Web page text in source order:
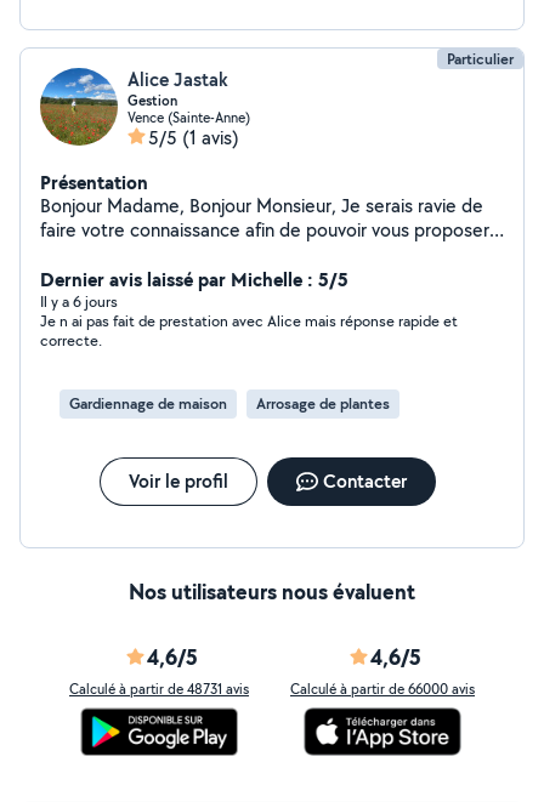
Particulier
Alice Jastak
Gestion
Vence (Sainte-Anne)
5/5 (1 avis)
Présentation
Bonjour Madame, Bonjour Monsieur, Je serais ravie de
faire votre connaissance afin de pouvoir vous proposer
en gestion. Bien cordialement, Alice
Dernier avis laissé par Michelle : 5/5
Il y a 6 jours
Je n ai pas fait de prestation avec Alice mais réponse rapide et
correcte.
Gardiennage de maison Arrosage de plantes
Voir le profil Contacter
Nos utilisateurs nous évaluent
4,6/5
Calculé à partir de 48731 avis
4,6/5
Calculé à partir de 66000 avis